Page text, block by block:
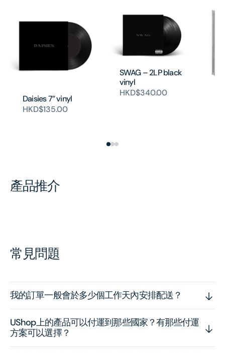
Daisies 7” vinyl
HKD$135.00
SWAG – 2LP black
vinyl
HKD$340.00
產品推介
常見問題
我的訂單一般會於多少個工作天內安排配送？
UShop上的產品可以付運到那些國家？有那些付運
方案可以選擇？